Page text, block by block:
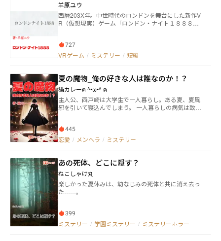
羊原ユウ
西暦203X年。中世時代のロンドンを舞台にした新作V
R（仮想現実）ゲーム「ロンドン・ナイト１８８８」
てしまいサービスは即終了 開発元から原因を調べてほ
しいと依頼され、警察のサイバー犯罪対策課で働くグ
727
VRゲーム / ミステリー / 短編
夏の魔物_俺の好きな人は誰なのか！？
猫カレーฅ ^•ω•^ ฅ
主人公、西戸崎は大学生で一人暮らし。ある夏、夏風
邪を引いて寝込んでしまう。 一人暮らしの病気は致命
作ってくれていた。 数日後、回復して友人出る小川将
一に相談したのだけど、それは人間ではない、と。 カ
作ったのか。 友人小川は西戸崎の交友関係から数人の
女の子をピックアップ。 幽霊の正体を突き止めに行
く。
445
恋愛 / メンヘラ / ミステリー
あの死体、どこに隠す？
ねこしゃけ丸
楽しかった夏休みは、幼なじみの死体と共に消え去っ
た……。
399
ミステリー / 学園ミステリー / ミステリーホラー